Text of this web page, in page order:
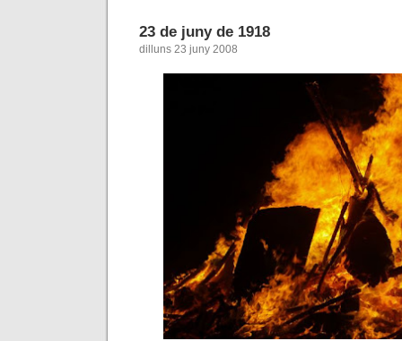
23 de juny de 1918
dilluns 23 juny 2008